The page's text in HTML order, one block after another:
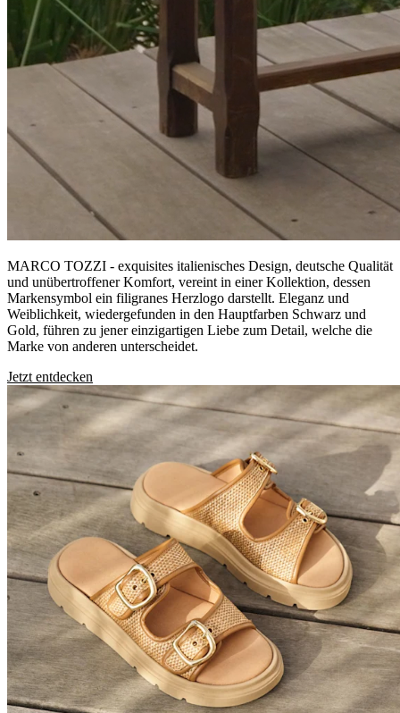
MARCO TOZZI - exquisites italienisches Design, deutsche Qualität
und unübertroffener Komfort, vereint in einer Kollektion, dessen
Markensymbol ein filigranes Herzlogo darstellt. Eleganz und
Weiblichkeit, wiedergefunden in den Hauptfarben Schwarz und
Gold, führen zu jener einzigartigen Liebe zum Detail, welche die
Marke von anderen unterscheidet.
Jetzt entdecken